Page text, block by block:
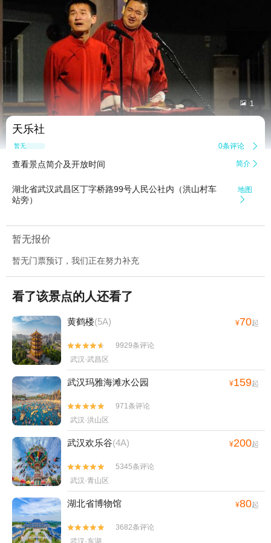
 1
天乐社
暂无点评 0条评论 
查看景点简介及开放时间 简介 
湖北省武汉武昌区丁字桥路99号人民公社内（洪山村车
站旁）
地图

暂无报价
暂无门票预订，我们正在努力补充
看了该景点的人还看了
黄鹤楼(5A) ¥70起


9929条评论
武汉·武昌区
武汉玛雅海滩水公园 ¥159起


971条评论
武汉·洪山区
武汉欢乐谷(4A) ¥200起


5345条评论
武汉·青山区
湖北省博物馆 ¥80起


3682条评论
